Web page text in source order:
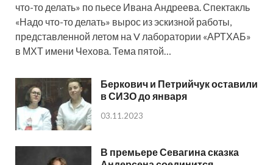
что-то делать» по пьесе Ивана Андреева. Спектакль
«Надо что-то делать» вырос из эскизной работы,
представленной летом на V лаборатории «АРТХАБ»
в МХТ имени Чехова. Тема пятой…
Беркович и Петрийчук оставили
в СИЗО до января
03.11.2023
В премьере Севагина сказка